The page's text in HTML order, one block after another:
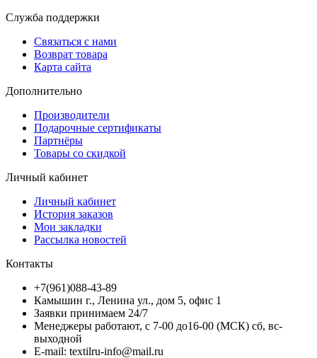
Служба поддержки
Связаться с нами
Возврат товара
Карта сайта
Дополнительно
Производители
Подарочные сертификаты
Партнёры
Товары со скидкой
Личный кабинет
Личный кабинет
История заказов
Мои закладки
Рассылка новостей
Контакты
+7(961)088-43-89
Камышин г., Ленина ул., дом 5, офис 1
Заявки принимаем 24/7
Менеджеры работают, с 7-00 до16-00 (МСК) сб, вс-
выходной
E-mail: textilru-info@mail.ru